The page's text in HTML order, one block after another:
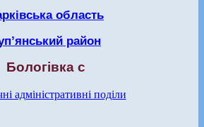
область
район
Бологівка с
адміністративні поділи